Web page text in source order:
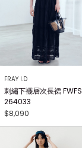
FRAY I.D
刺繡下襬層次長裙 FWFS
264033
$8,090